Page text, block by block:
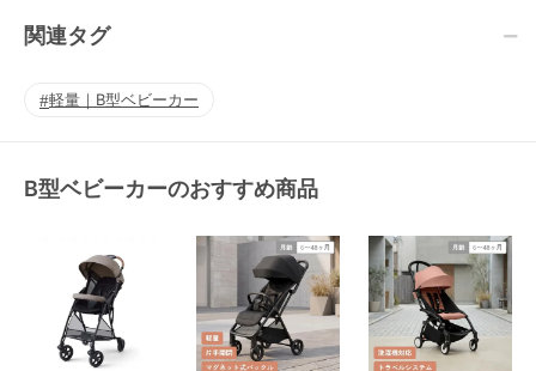
関連タグ
軽量｜B型ベビーカー
B型ベビーカーのおすすめ商品